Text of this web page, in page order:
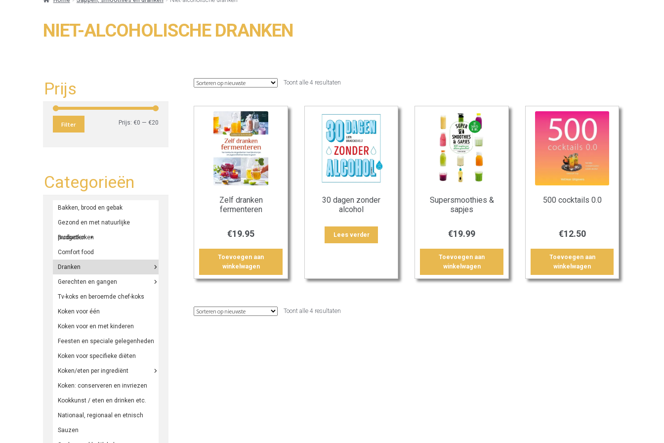
NIET-ALCOHOLISCHE DRANKEN
Toont alle 4 resultaten
Zelf dranken
fermenteren
€19.95
Toevoegen aan
winkelwagen
30 dagen zonder
alcohol
Lees verder
Supersmoothies &
sapjes
€19.99
Toevoegen aan
winkelwagen
500 cocktails 0.0
€12.50
Toevoegen aan
winkelwagen
Toont alle 4 resultaten
Prijs
Filter Prijs:€0 —€20
Categorieën
Bakken, brood en gebak
Gezond en met natuurlijke
producten
Budgetkoken
Comfort food
Dranken
Gerechten en gangen
Tv-koks en beroemde chef-koks
Koken voor één
Koken voor en met kinderen
Feesten en speciale gelegenheden
Koken voor specifieke diëten
Koken/eten per ingrediënt
Koken: conserveren en invriezen
Kookkunst / eten en drinken etc.
Nationaal, regionaal en etnisch
Sauzen